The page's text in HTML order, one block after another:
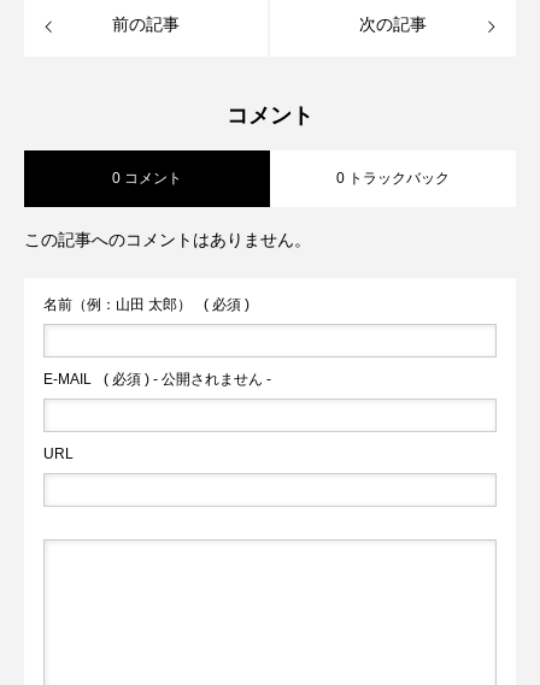
前の記事 次の記事
コメント
0 コメント 0 トラックバック
この記事へのコメントはありません。
名前（例：山田 太郎） ( 必須 )
E-MAIL ( 必須 ) - 公開されません -
URL